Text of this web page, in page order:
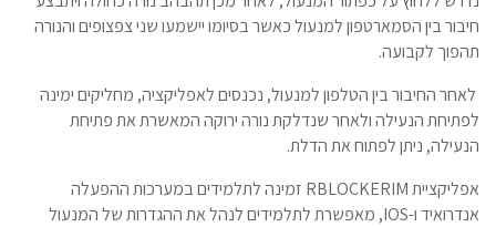
חיבור בין הסמארטפון למנעול כאשר בסיומו יישמעו שני צפצופים והנורה
תהפוך לקבועה.
לאחר החיבור בין הטלפון למנעול, נכנסים לאפליקציה, מחליקים ימינה
לפתיחת הנעילה ולאחר שנדלקת נורה ירוקה המאשרת את פתיחת
הנעילה, ניתן לפתוח את הדלת.
אפליקציית RBLOCKERIM זמינה לתלמידים במערכות ההפעלה
אנדרואיד ו-IOS, מאפשרת לתלמידים לנהל את ההגדרות של המנעול